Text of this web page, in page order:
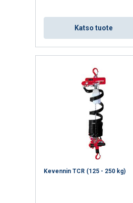
Katso tuote
Kevennin TCR (125 - 250 kg)
käytöstäsi mainos- ja
olet heille antanut tai joita he